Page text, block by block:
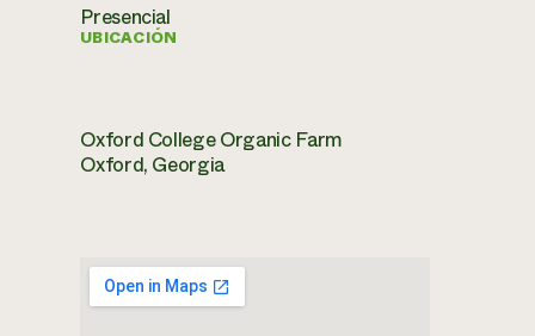
Presencial
UBICACIÓN
Oxford College Organic Farm
Oxford, Georgia